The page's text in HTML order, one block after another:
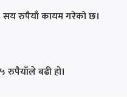
सय रुपैयाँ कायम गरेको छ।
रुपैयाँले बढी हो।